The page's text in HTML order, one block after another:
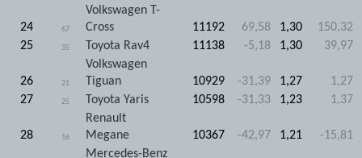
24 67
Volkswagen T-
Cross
11192 69,58 1,30
150,32
25
35 Toyota Rav4 11138 -5,18 1,30 39,97
26 21
Volkswagen
Tiguan
10929 -31,39 1,27
1,27
27
25 Toyota Yaris 10598 -31,33 1,23 1,37
28 16
Renault
Megane
10367 -42,97 1,21 -15,81
Mercedes-Benz